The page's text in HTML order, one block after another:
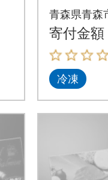
300g(化
55
青森県青森
寄付金額
冷凍